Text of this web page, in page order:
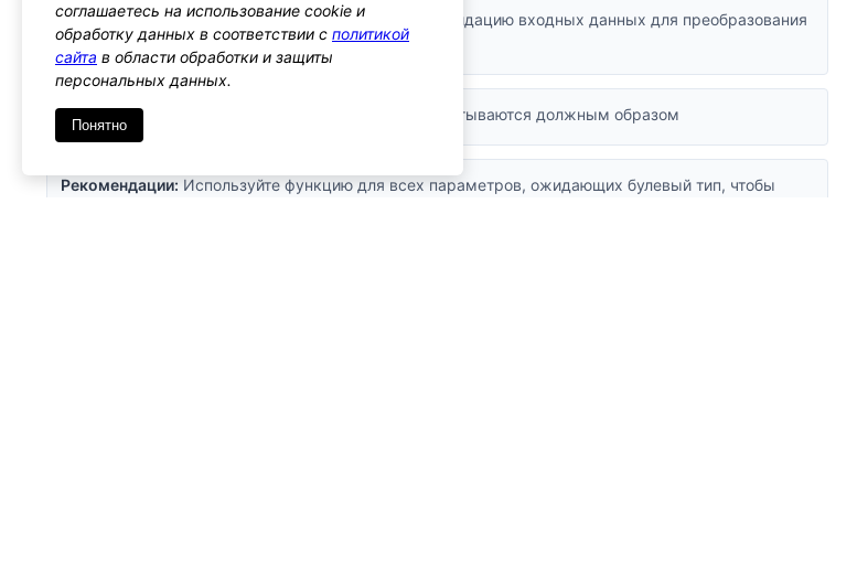
Валидация входных данных:Функция проводит валидацию входных данных для преобразования
в булевый тип
Санитизация: Входные данные очищаются и обрабатываются должным образом
Рекомендации: Используйте функцию для всех параметров, ожидающих булевый тип, чтобы
соглашаетесь на использование cookie и
обработку данных в соответствии с политикой
сайта в области обработки и защиты
персональных данных.
Понятно